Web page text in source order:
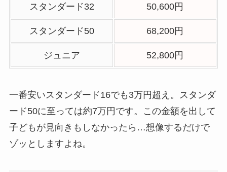
スタンダード32 50,600円
スタンダード50 68,200円
ジュニア 52,800円
一番安いスタンダード16でも3万円超え。スタンダ
ード50に至っては約7万円です。この金額を出して
子どもが見向きもしなかったら…想像するだけで
ゾッとしますよね。